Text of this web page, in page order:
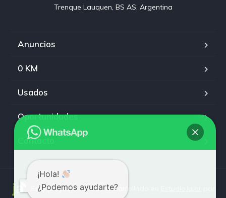
Trenque Lauquen, BS AS, Argentina
Anuncios
0 KM
Usados
Oportunidades
Contacto
Este proyecto ha sido desarrollado en
¡Hola!
¿Podemos ayudarte?